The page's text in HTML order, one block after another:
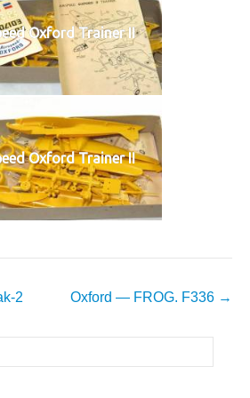
Oxford Trainer II
Oxford Trainer II
2 Oxford — FROG. F336 →